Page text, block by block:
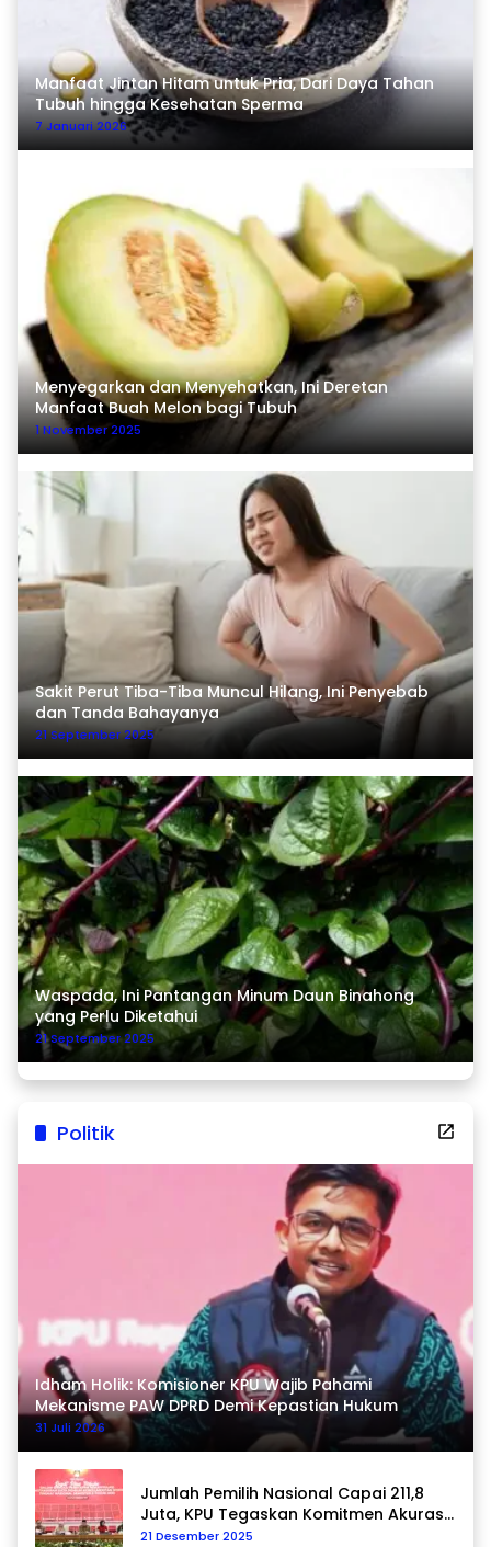
Manfaat Jintan Hitam untuk Pria, Dari Daya Tahan
Tubuh hingga Kesehatan Sperma
7 Januari 2026
Menyegarkan dan Menyehatkan, Ini Deretan
Manfaat Buah Melon bagi Tubuh
1 November 2025
Sakit Perut Tiba-Tiba Muncul Hilang, Ini Penyebab
dan Tanda Bahayanya
21 September 2025
Waspada, Ini Pantangan Minum Daun Binahong
yang Perlu Diketahui
21 September 2025
Politik
Idham Holik: Komisioner KPU Wajib Pahami
Mekanisme PAW DPRD Demi Kepastian Hukum
31 Juli 2026
Jumlah Pemilih Nasional Capai 211,8
Juta, KPU Tegaskan Komitmen Akurasi
Data Berkelanjutan
21 Desember 2025